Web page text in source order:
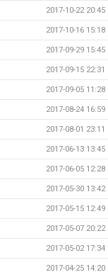
2017-10-22 20:45
2017-10-16 15:18
2017-09-29 15:45
2017-09-15 22:31
2017-09-05 11:28
2017-08-24 16:59
2017-08-01 23:11
2017-06-13 13:45
2017-06-05 12:28
2017-05-30 13:42
2017-05-15 12:49
2017-05-07 20:22
2017-05-02 17:34
2017-04-25 14:20